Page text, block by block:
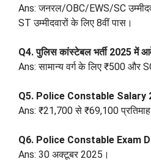
Ans: जनरल/OBC/EWS/SC
ST उम्मीदवारों के लिए 8वीं पास।
Q4. पुलिस कांस्टेबल भर्ती 2025 में
Ans: सामान्य वर्ग के लिए ₹500 और
Q5. Police Constable Salary
Ans: ₹21,700 से ₹69,100
Q6. Police Constable Exam
Ans: 30 अक्टूबर 2025।